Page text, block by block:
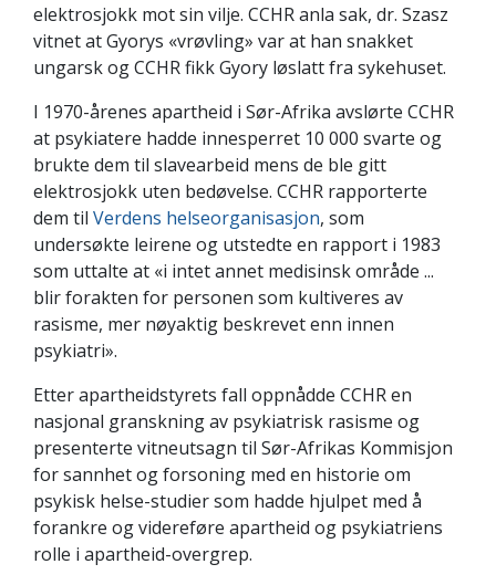
elektrosjokk mot sin vilje. CCHR anla sak, dr. Szasz
vitnet at Gyorys «vrøvling» var at han snakket
ungarsk og CCHR fikk Gyory løslatt fra sykehuset.
I 1970-årenes apartheid i Sør-Afrika avslørte CCHR
at psykiatere hadde innesperret 10 000 svarte og
brukte dem til slavearbeid mens de ble gitt
elektrosjokk uten bedøvelse. CCHR rapporterte
dem til Verdens helseorganisasjon, som
undersøkte leirene og utstedte en rapport i 1983
som uttalte at «i intet annet medisinsk område ...
blir forakten for personen som kultiveres av
rasisme, mer nøyaktig beskrevet enn innen
psykiatri».
Etter apartheidstyrets fall oppnådde CCHR en
nasjonal granskning av psykiatrisk rasisme og
presenterte vitneutsagn til Sør-Afrikas Kommisjon
for sannhet og forsoning med en historie om
psykisk helse-studier som hadde hjulpet med å
forankre og videreføre apartheid og psykiatriens
rolle i apartheid-overgrep.